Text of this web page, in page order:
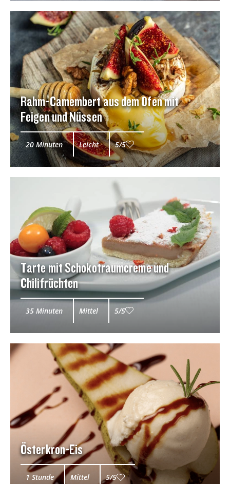
Rahm-Camembert aus dem Ofen mit
Feigen und Nüssen
20 Minuten Leicht 5/5
Tarte mit Schokotraumcreme und
Chilifrüchten
35 Minuten Mittel 5/5
Österkron-Eis
1 Stunde Mittel 5/5